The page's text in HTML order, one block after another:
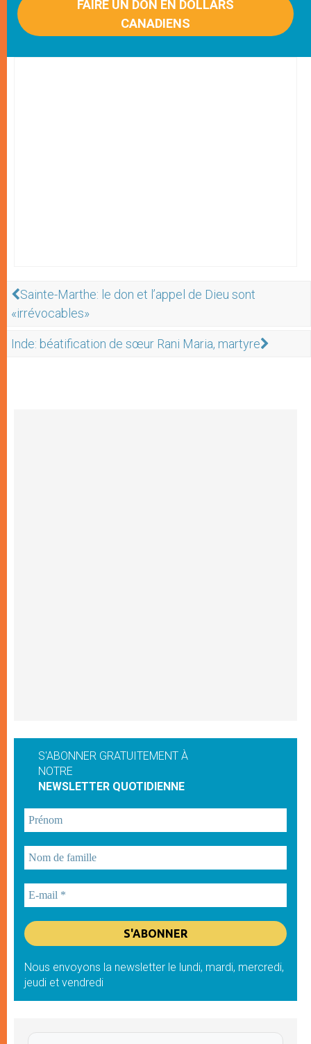
FAIRE UN DON EN DOLLARS
CANADIENS
Sainte-Marthe: le don et l’appel de Dieu sont
«irrévocables»
Inde: béatification de sœur Rani Maria, martyre
S'ABONNER GRATUITEMENT À
NOTRE
NEWSLETTER QUOTIDIENNE
Nous envoyons la newsletter le lundi, mardi, mercredi,
jeudi et vendredi